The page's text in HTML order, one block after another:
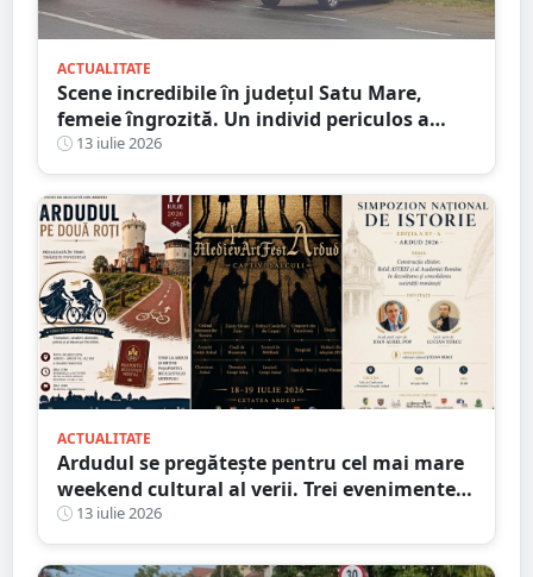
ACTUALITATE
Scene incredibile în județul Satu Mare,
femeie îngrozită. Un individ periculos a
făcut praf Codul Penal
13 iulie 2026
ACTUALITATE
Ardudul se pregătește pentru cel mai mare
weekend cultural al verii. Trei evenimente
majore vor transforma orașul într-o
capitală a istoriei vii
13 iulie 2026